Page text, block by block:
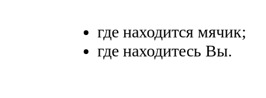
где находится мячик;
где находитесь Вы.